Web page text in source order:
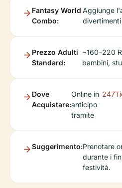
Fantasy World
Combo:
Aggiunge
Prezzo Adulti
Standard:
~160–220
bambini,
Dove
Acquistare:
Online in
anticipo
tramite
Suggerimento:Prenotare
durante i
festività.